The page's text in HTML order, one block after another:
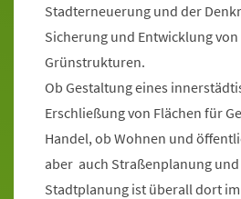
Stadterneuerung und der
Sicherung und Entwicklung
Grünstrukturen.
Ob Gestaltung eines
Erschließung von Flächen für
Handel, ob Wohnen und
aber auch Straßenplanung und
Stadtplanung ist überall dort im